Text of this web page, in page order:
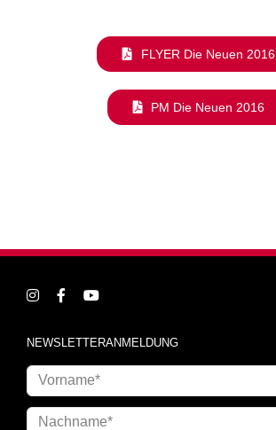
FLYER Die Neuen 2016
PM Die Neuen 2016
NEWSLETTERANMELDUNG